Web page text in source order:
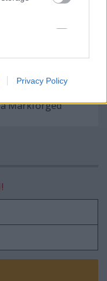
and other
Privacy Policy
Markforged